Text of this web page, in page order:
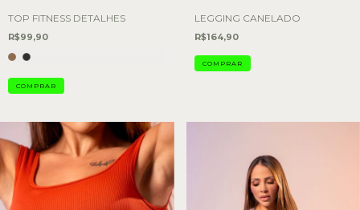
TOP FITNESS DETALHES
R$99,90
COMPRAR
LEGGING CANELADO
R$164,90
COMPRAR